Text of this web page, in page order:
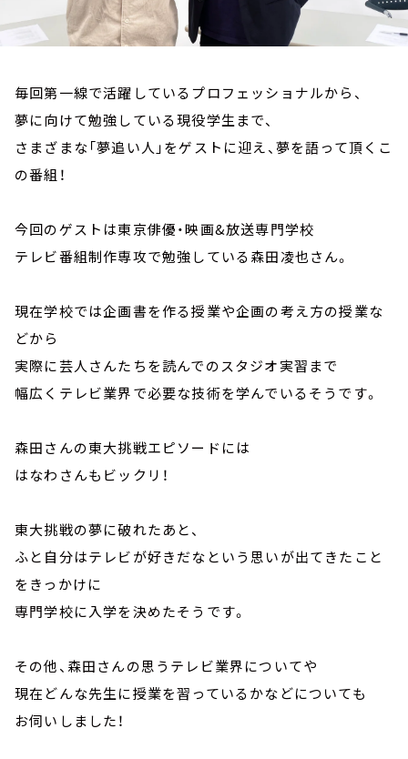
毎回第一線で活躍しているプロフェッショナルから、
夢に向けて勉強している現役学生まで、
さまざまな「夢追い人」をゲストに迎え、夢を語って頂くこ
の番組！
今回のゲストは東京俳優・映画&放送専門学校
テレビ番組制作専攻で勉強している森田凌也さん。
現在学校では企画書を作る授業や企画の考え方の授業な
どから
実際に芸人さんたちを読んでのスタジオ実習まで
幅広くテレビ業界で必要な技術を学んでいるそうです。
森田さんの東大挑戦エピソードには
はなわさんもビックリ！
東大挑戦の夢に破れたあと、
ふと自分はテレビが好きだなという思いが出てきたこと
をきっかけに
専門学校に入学を決めたそうです。
その他、森田さんの思うテレビ業界についてや
現在どんな先生に授業を習っているかなどについても
お伺いしました！